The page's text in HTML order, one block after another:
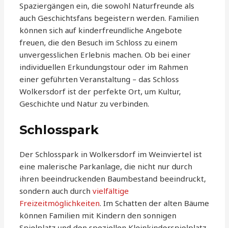
Spaziergängen ein, die sowohl Naturfreunde als
auch Geschichtsfans begeistern werden. Familien
können sich auf kinderfreundliche Angebote
freuen, die den Besuch im Schloss zu einem
unvergesslichen Erlebnis machen. Ob bei einer
individuellen Erkundungstour oder im Rahmen
einer geführten Veranstaltung – das Schloss
Wolkersdorf ist der perfekte Ort, um Kultur,
Geschichte und Natur zu verbinden.
Schlosspark
Der Schlosspark in Wolkersdorf im Weinviertel ist
eine malerische Parkanlage, die nicht nur durch
ihren beeindruckenden Baumbestand beeindruckt,
sondern auch durchvielfältige
Freizeitmöglichkeiten. Im Schatten der alten Bäume
können Familien mit Kindern den sonnigen